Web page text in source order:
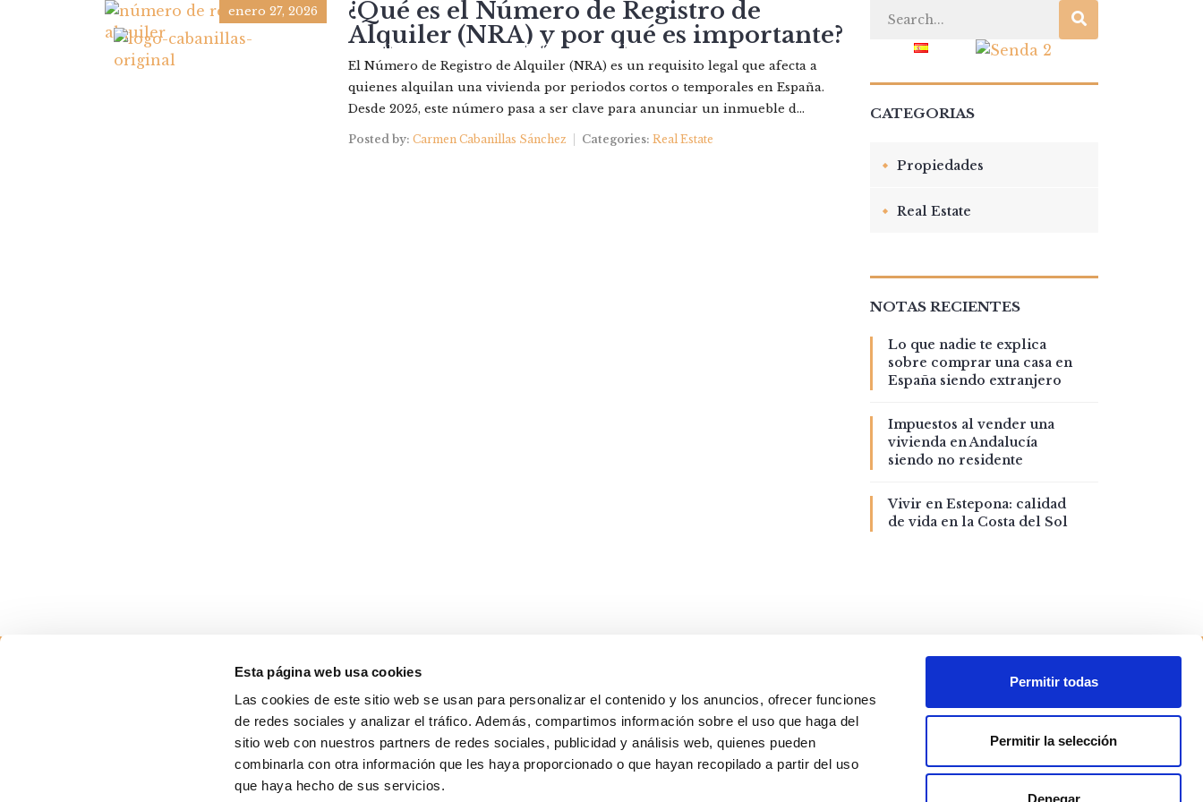
Esta página web usa cookies
Las cookies de este sitio web se usan para personalizar el contenido y los anuncios, ofrecer funciones
de redes sociales y analizar el tráfico. Además, compartimos información sobre el uso que haga del
sitio web con nuestros partners de redes sociales, publicidad y análisis web, quienes pueden
combinarla con otra información que les haya proporcionado o que hayan recopilado a partir del uso
que haya hecho de sus servicios.
Permitir todas
Permitir la selección
Denegar
PROPIEDADES NOSOTROS QUIERES VENDER?
enero 27, 2026
¿Qué es el Número de Registro de
Alquiler (NRA) y por qué es importante?
El Número de Registro de Alquiler (NRA) es un requisito legal que afecta a
quienes alquilan una vivienda por periodos cortos o temporales en España.
Desde 2025, este número pasa a ser clave para anunciar un inmueble d...
Posted by: Carmen Cabanillas Sánchez Categories: Real Estate
CATEGORIAS
Propiedades
Real Estate
NOTAS RECIENTES
Lo que nadie te explica
sobre comprar una casa en
España siendo extranjero
Impuestos al vender una
vivienda en Andalucía
siendo no residente
Vivir en Estepona: calidad
de vida en la Costa del Sol
sales@cabanillasrealestate.com
Avda. España 90, 29680 Estepona, Málaga
Política de Privacidad